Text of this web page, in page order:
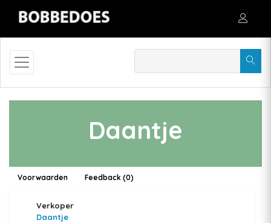
Daantje
Voorwaarden Feedback (0)
Verkoper
Daantje